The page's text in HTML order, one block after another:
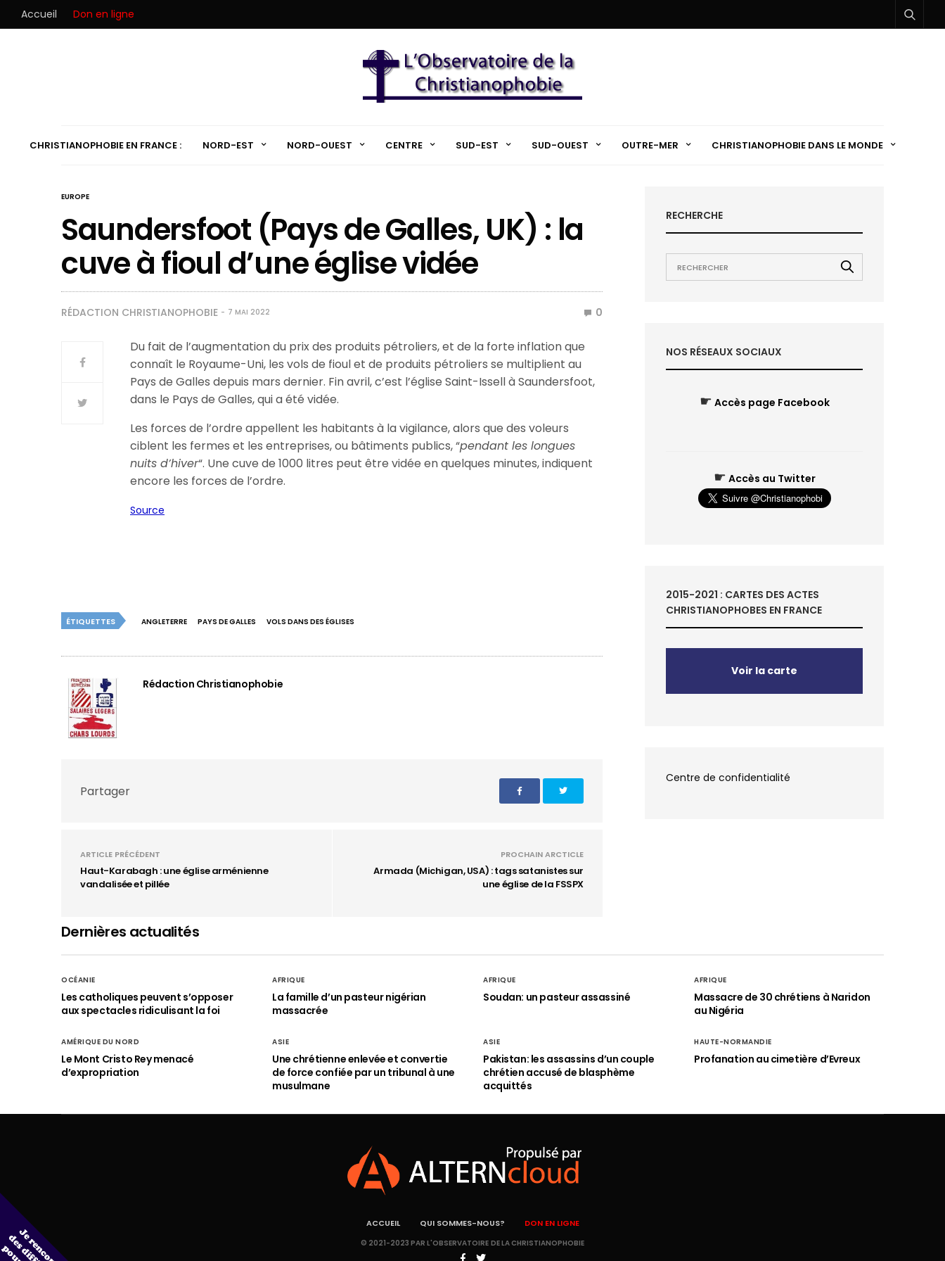
Accueil Don en ligne
CHRISTIANOPHOBIE EN FRANCE : NORD-EST NORD-OUEST CENTRE SUD-EST SUD-OUEST OUTRE-MER CHRISTIANOPHOBIE DANS LE MONDE
EUROPE
Saundersfoot (Pays de Galles, UK) : la
cuve à fioul d’une église vidée
RÉDACTION CHRISTIANOPHOBIE 7 MAI 2022 0
Du fait de l’augmentation du prix des produits pétroliers, et de la forte inflation que
connaît le Royaume-Uni, les vols de fioul et de produits pétroliers se multiplient au
Pays de Galles depuis mars dernier. Fin avril, c’est l’église Saint-Issell à Saundersfoot,
dans le Pays de Galles, qui a été vidée.
Les forces de l’ordre appellent les habitants à la vigilance, alors que des voleurs
ciblent les fermes et les entreprises, ou bâtiments publics, “pendant les longues
nuits d’hiver“. Une cuve de 1000 litres peut être vidée en quelques minutes, indiquent
encore les forces de l’ordre.
Source
ÉTIQUETTES ANGLETERRE PAYS DE GALLES VOLS DANS DES ÉGLISES
Rédaction Christianophobie
Partager
ARTICLE PRÉCÉDENT
Haut-Karabagh : une église arménienne
vandalisée et pillée
PROCHAIN ARCTICLE
Armada (Michigan, USA) : tags satanistes sur
une église de la FSSPX
RECHERCHE
NOS RÉSEAUX SOCIAUX
☛ Accès page Facebook
☛ Accès au Twitter
2015-2021 : CARTES DES ACTES
CHRISTIANOPHOBES EN FRANCE
Voir la carte
Centre de confidentialité
Dernières actualités
OCÉANIE
Les catholiques peuvent s’opposer
aux spectacles ridiculisant la foi
AFRIQUE
La famille d’un pasteur nigérian
massacrée
AFRIQUE
Soudan: un pasteur assassiné
AFRIQUE
Massacre de 30 chrétiens à Naridon
au Nigéria
AMÉRIQUE DU NORD
Le Mont Cristo Rey menacé
d’expropriation
ASIE
Une chrétienne enlevée et convertie
de force confiée par un tribunal à une
musulmane
ASIE
Pakistan: les assassins d’un couple
chrétien accusé de blasphème
acquittés
HAUTE-NORMANDIE
Profanation au cimetière d’Evreux
ACCUEIL QUI SOMMES-NOUS? DON EN LIGNE
© 2021-2023 PAR L'OBSERVATOIRE DE LA CHRISTIANOPHOBIE